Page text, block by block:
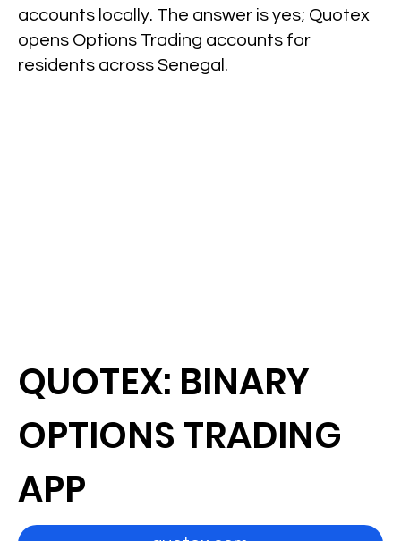
accounts locally. The answer is yes; Quotex
opens Options Trading accounts for
residents across Senegal.
QUOTEX: BINARY
OPTIONS TRADING
APP